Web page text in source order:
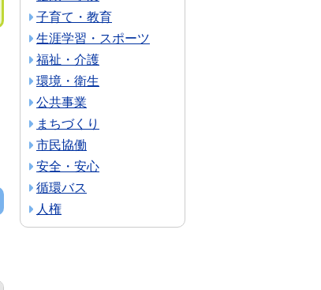
子育て・教育
生涯学習・スポーツ
福祉・介護
環境・衛生
公共事業
まちづくり
市民協働
安全・安心
循環バス
人権